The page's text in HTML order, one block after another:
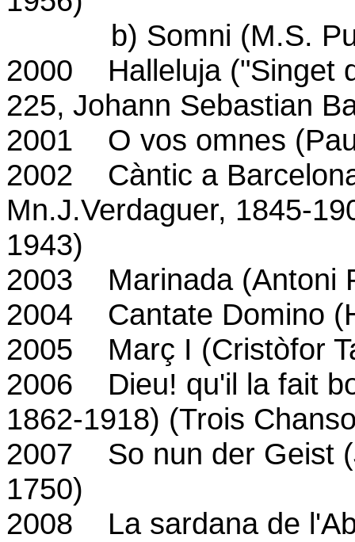
b) Somni (M.S.
2000 Halleluja ("Singet
225, Johann Sebastian
2001 O vos omnes
2002 Càntic a
Mn.J.Verdaguer, 1845-
1943)
2003 Marinada (Antoni
2004 Cantate Domino
2005 Març I (Cristòfor
2006 Dieu! qu'il la fait
1862-1918) (Trois
2007 So nun der Geist
1750)
2008 La sardana de